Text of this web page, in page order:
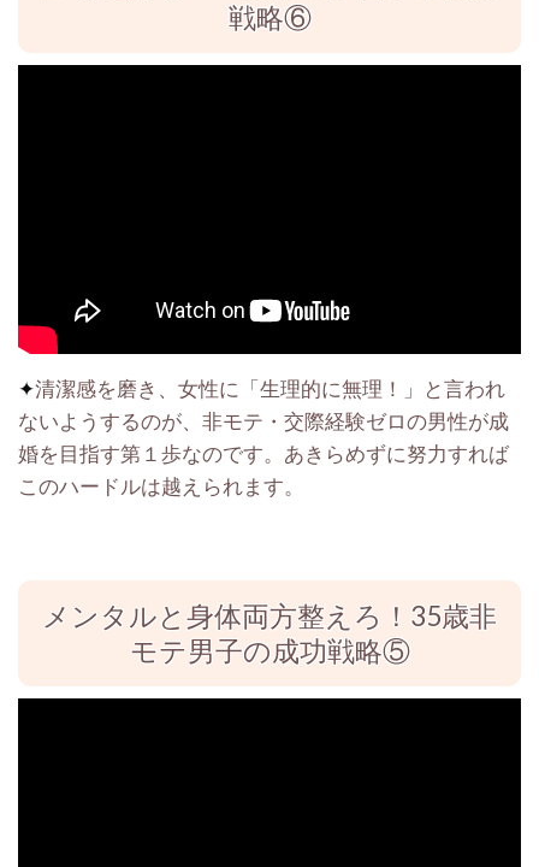
戦略⑥
✦清潔感を磨き、女性に「生理的に無理！」と言われ
ないようするのが、非モテ・交際経験ゼロの男性が成
婚を目指す第１歩なのです。あきらめずに努力すれば
このハードルは越えられます。
メンタルと身体両方整えろ！35歳非
モテ男子の成功戦略⑤